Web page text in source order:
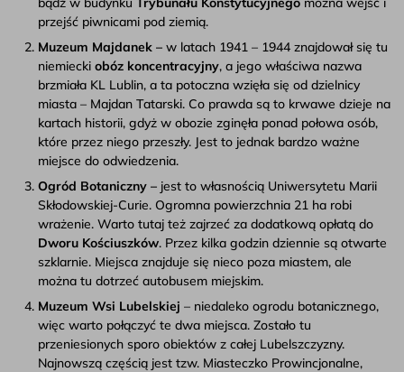
przejść piwnicami pod ziemią.
Muzeum Majdanek – w latach 1941 – 1944 znajdował się tu
niemiecki obóz koncentracyjny, a jego właściwa nazwa
brzmiała KL Lublin, a ta potoczna wzięła się od dzielnicy
miasta – Majdan Tatarski. Co prawda są to krwawe dzieje na
kartach historii, gdyż w obozie zginęła ponad połowa osób,
które przez niego przeszły. Jest to jednak bardzo ważne
miejsce do odwiedzenia.
Ogród Botaniczny – jest to własnością Uniwersytetu Marii
Skłodowskiej-Curie. Ogromna powierzchnia 21 ha robi
wrażenie. Warto tutaj też zajrzeć za dodatkową opłatą do
Dworu Kościuszków. Przez kilka godzin dziennie są otwarte
szklarnie. Miejsca znajduje się nieco poza miastem, ale
można tu dotrzeć autobusem miejskim.
Muzeum Wsi Lubelskiej – niedaleko ogrodu botanicznego,
więc warto połączyć te dwa miejsca. Zostało tu
przeniesionych sporo obiektów z całej Lubelszczyzny.
Najnowszą częścią jest tzw. Miasteczko Prowincjonalne,